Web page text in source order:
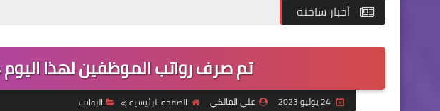
أخبار ساخنة
تم صرف رواتب الموظفين لهذا اليوم 2023/7/24
علي المالكي الصفحة الرئيسية الرواتب